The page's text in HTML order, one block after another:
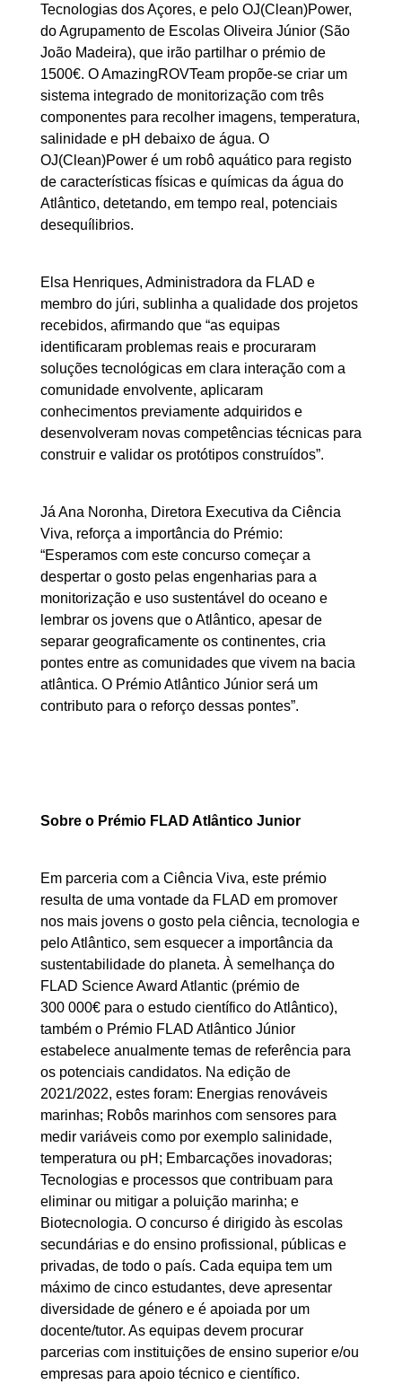
Tecnologias dos Açores, e pelo OJ(Clean)Power,
do Agrupamento de Escolas Oliveira Júnior (São
João Madeira), que irão partilhar o prémio de
1500€. O AmazingROVTeam propõe-se criar um
sistema integrado de monitorização com três
componentes para recolher imagens, temperatura,
salinidade e pH debaixo de água. O
OJ(Clean)Power é um robô aquático para registo
de características físicas e químicas da água do
Atlântico, detetando, em tempo real, potenciais
desequílibrios.
Elsa Henriques, Administradora da FLAD e
membro do júri, sublinha a qualidade dos projetos
recebidos, afirmando que “as equipas
identificaram problemas reais e procuraram
soluções tecnológicas em clara interação com a
comunidade envolvente, aplicaram
conhecimentos previamente adquiridos e
desenvolveram novas competências técnicas para
construir e validar os protótipos construídos”.
Já Ana Noronha, Diretora Executiva da Ciência
Viva, reforça a importância do Prémio:
“Esperamos com este concurso começar a
despertar o gosto pelas engenharias para a
monitorização e uso sustentável do oceano e
lembrar os jovens que o Atlântico, apesar de
separar geograficamente os continentes, cria
pontes entre as comunidades que vivem na bacia
atlântica. O Prémio Atlântico Júnior será um
contributo para o reforço dessas pontes”.
Sobre o Prémio FLAD Atlântico Junior
Em parceria com a Ciência Viva, este prémio
resulta de uma vontade da FLAD em promover
nos mais jovens o gosto pela ciência, tecnologia e
pelo Atlântico, sem esquecer a importância da
sustentabilidade do planeta. À semelhança do
FLAD Science Award Atlantic (prémio de
300 000€ para o estudo científico do Atlântico),
também o Prémio FLAD Atlântico Júnior
estabelece anualmente temas de referência para
os potenciais candidatos. Na edição de
2021/2022, estes foram: Energias renováveis
marinhas; Robôs marinhos com sensores para
medir variáveis como por exemplo salinidade,
temperatura ou pH; Embarcações inovadoras;
Tecnologias e processos que contribuam para
eliminar ou mitigar a poluição marinha; e
Biotecnologia. O concurso é dirigido às escolas
secundárias e do ensino profissional, públicas e
privadas, de todo o país. Cada equipa tem um
máximo de cinco estudantes, deve apresentar
diversidade de género e é apoiada por um
docente/tutor. As equipas devem procurar
parcerias com instituições de ensino superior e/ou
empresas para apoio técnico e científico.